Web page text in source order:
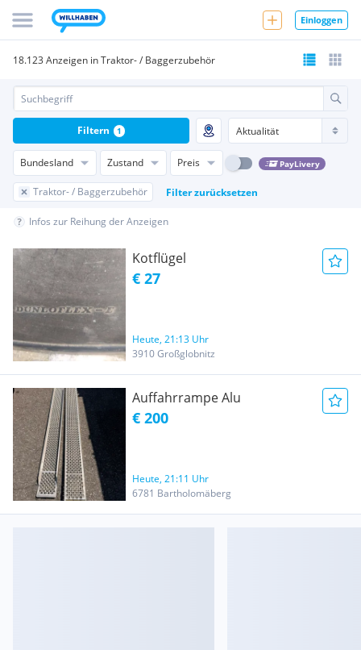
Einloggen
18.123 Anzeigen in Traktor- / Baggerzubehör
Bundesland Zustand Preis PayLivery
Traktor- / Baggerzubehör Filter zurücksetzen
Filtern 1
Infos zur Reihung der Anzeigen
Kotflügel
€ 27
Heute, 21:13 Uhr
3910 Großglobnitz
Auffahrrampe Alu
€ 200
Heute, 21:11 Uhr
6781 Bartholomäberg